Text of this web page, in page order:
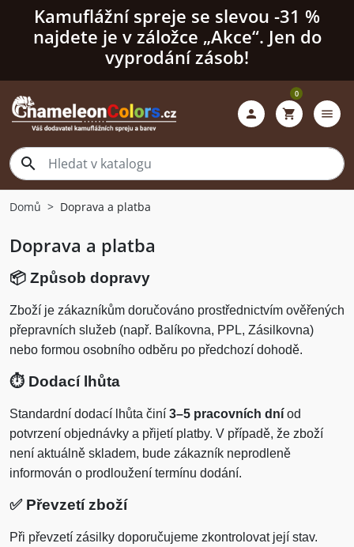
Kamuflážní spreje se slevou -31 %
najdete je v záložce „Akce“. Jen do
vyprodání zásob!

 shopping_cart
0
menu
Domů Doprava a platba
Doprava a platba
📦 Způsob dopravy
Zboží je zákazníkům doručováno prostřednictvím ověřených
přepravních služeb (např. Balíkovna, PPL, Zásilkovna)
nebo formou osobního odběru po předchozí dohodě.
⏱️ Dodací lhůta
Standardní dodací lhůta činí 3–5 pracovních dní od
potvrzení objednávky a přijetí platby. V případě, že zboží
není aktuálně skladem, bude zákazník neprodleně
informován o prodloužení termínu dodání.
✅Převzetí zboží
Při převzetí zásilky doporučujeme zkontrolovat její stav.